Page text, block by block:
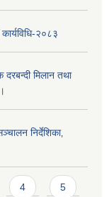
२०८३
मिलान तथा
निर्देशिका‚
4 5